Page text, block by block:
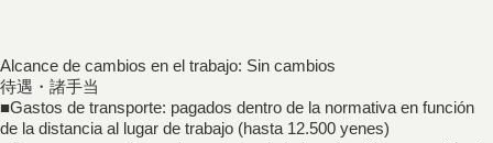
Alcance de cambios en el trabajo: Sin cambios
待遇・諸手当
■Gastos de transporte: pagados dentro de la normativa en función
de la distancia al lugar de trabajo (hasta 12.500 yenes)